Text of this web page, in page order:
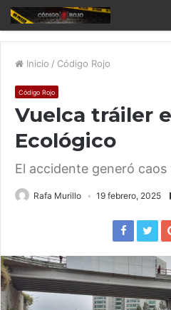
Inicio / Código Rojo
Código Rojo
Vuelca tráiler
Ecológico
El accidente generó caos
Rafa Murillo 19 febrero, 2025